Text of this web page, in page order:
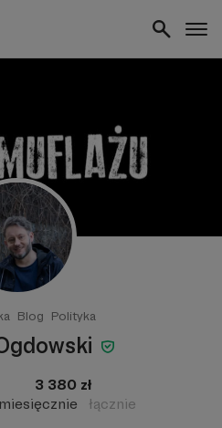
Blog Polityka
3 380 zł
miesięcznie
łącznie